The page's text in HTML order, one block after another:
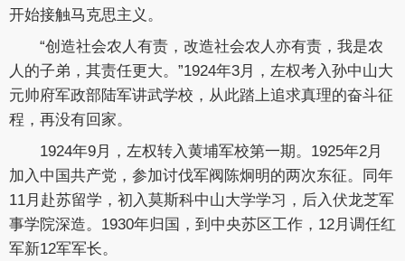
开始接触马克思主义。
“创造社会农人有责，改造社会农人亦有责，我是农
人的子弟，其责任更大。”1924年3月，左权考入孙中山大
元帅府军政部陆军讲武学校，从此踏上追求真理的奋斗征
程，再没有回家。
1924年9月，左权转入黄埔军校第一期。1925年2月
加入中国共产党，参加讨伐军阀陈炯明的两次东征。同年
11月赴苏留学，初入莫斯科中山大学学习，后入伏龙芝军
事学院深造。1930年归国，到中央苏区工作，12月调任红
军新12军军长。